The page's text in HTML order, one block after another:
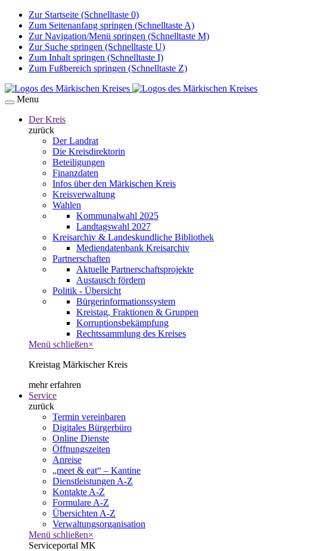
Zur Startseite (Schnelltaste 0)
Zum Seitenanfang springen (Schnelltaste A)
Zur Navigation/Menü springen (Schnelltaste M)
Zur Suche springen (Schnelltaste U)
Zum Inhalt springen (Schnelltaste I)
Zum Fußbereich springen (Schnelltaste Z)
Menu
Der Kreis
zurück
Der Landrat
Die Kreisdirektorin
Beteiligungen
Finanzdaten
Infos über den Märkischen Kreis
Kreisverwaltung
Wahlen
Kommunalwahl 2025
Landtagswahl 2027
Kreisarchiv & Landeskundliche Bibliothek
Mediendatenbank Kreisarchiv
Partnerschaften
Aktuelle Partnerschaftsprojekte
Austausch fördern
Politik - Übersicht
Bürgerinformationssystem
Kreistag, Fraktionen & Gruppen
Korruptionsbekämpfung
Rechtssammlung des Kreises
Menü schließen×
Kreistag Märkischer Kreis
mehr erfahren
Service
zurück
Termin vereinbaren
Digitales Bürgerbüro
Online Dienste
Öffnungszeiten
Anreise
„meet & eat“ – Kantine
Dienstleistungen A-Z
Kontakte A-Z
Formulare A-Z
Übersichten A-Z
Verwaltungsorganisation
Menü schließen×
Serviceportal MK